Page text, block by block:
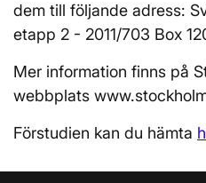
dem till följande adress:
etapp 2 - 2011/703 Box
Mer information finns på
webbplats
Förstudien kan du hämta